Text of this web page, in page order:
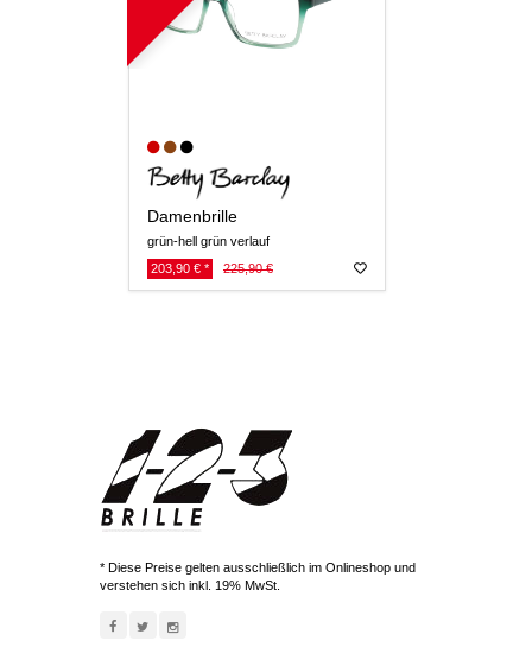
Damenbrille
grün-hell grün verlauf
203,90 € *
225,90 €
* Diese Preise gelten ausschließlich im Onlineshop und
verstehen sich inkl. 19% MwSt.